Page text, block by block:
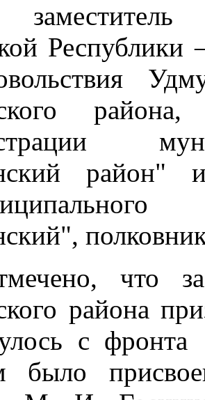
заместитель
Республики
район"
что
района
с
было